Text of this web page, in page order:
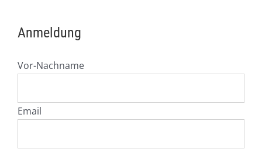
Anmeldung
Vor-Nachname
Email